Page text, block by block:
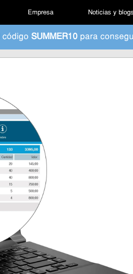
Empresa Noticias y blogs
código SUMMER10 para